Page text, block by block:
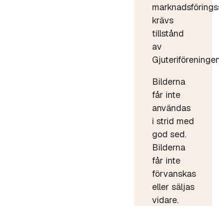
krävs
tillstånd
av
Bilderna
får inte
användas
i strid med
god sed.
Bilderna
får inte
förvanskas
eller säljas
vidare.